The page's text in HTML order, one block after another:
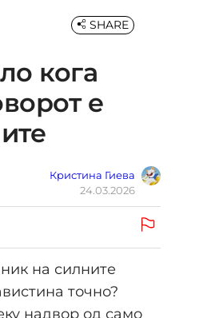
кога
е
Кристина Гиева
24.03.2026
SHARE
на силните
точно?
надвор од само